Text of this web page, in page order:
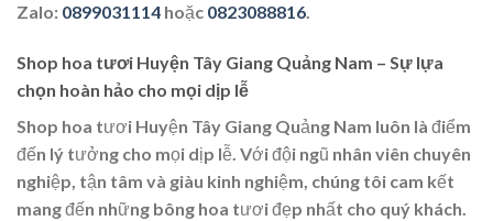
Zalo: 0899031114 hoặc 0823088816.
Shop hoa tươi Huyện Tây Giang Quảng Nam – Sự lựa
chọn hoàn hảo cho mọi dịp lễ
Shop hoa tươi Huyện Tây Giang Quảng Nam luôn là điểm
đến lý tưởng cho mọi dịp lễ. Với đội ngũ nhân viên chuyên
nghiệp, tận tâm và giàu kinh nghiệm, chúng tôi cam kết
mang đến những bông hoa tươi đẹp nhất cho quý khách.